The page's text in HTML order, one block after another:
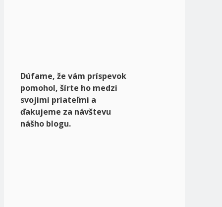
Dúfame, že vám príspevok
pomohol, šírte ho medzi
svojimi priateľmi a
ďakujeme za návštevu
nášho blogu.